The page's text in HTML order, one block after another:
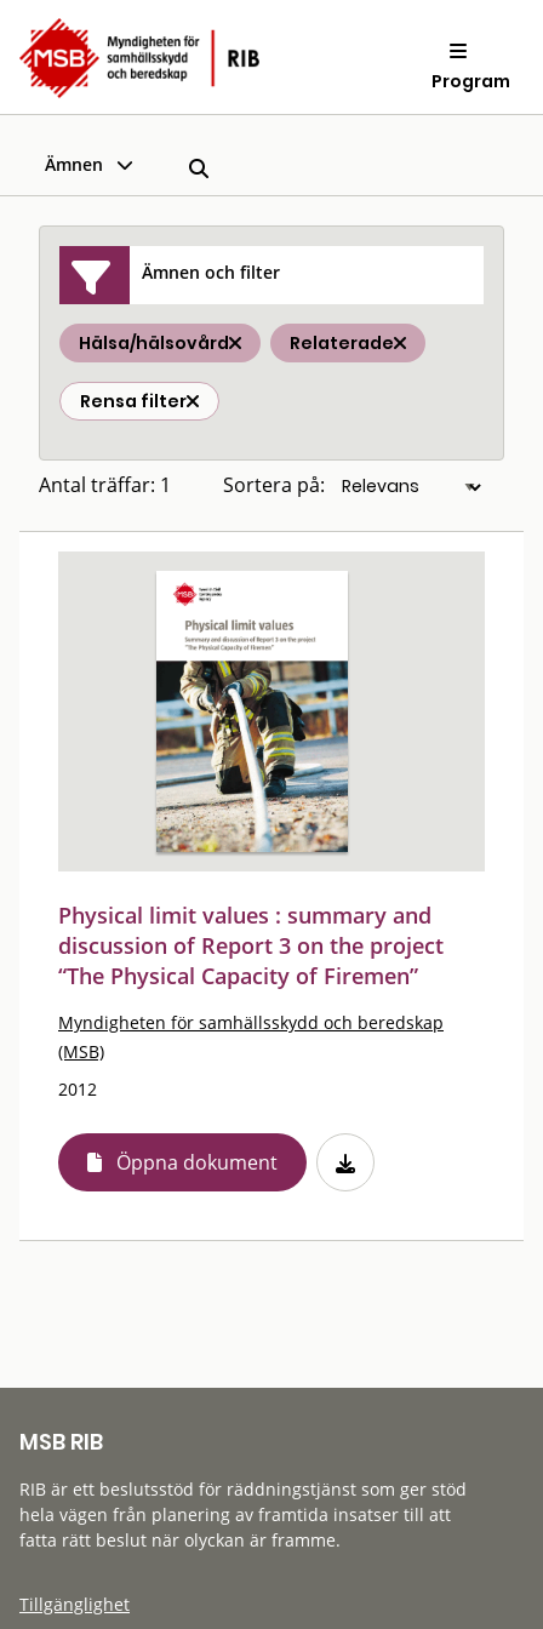
Program
Ämnen
Ämnen och filter
Hälsa/hälsovård Relaterade
Rensa filter
Antal träffar: 1 Sortera på:
Physical limit values : summary and
discussion of Report 3 on the project
“The Physical Capacity of Firemen”
Myndigheten för samhällsskydd och beredskap
(MSB)
2012
Öppna dokument
MSB RIB
RIB är ett beslutsstöd för räddningstjänst som ger stöd
hela vägen från planering av framtida insatser till att
fatta rätt beslut när olyckan är framme.
Tillgänglighet